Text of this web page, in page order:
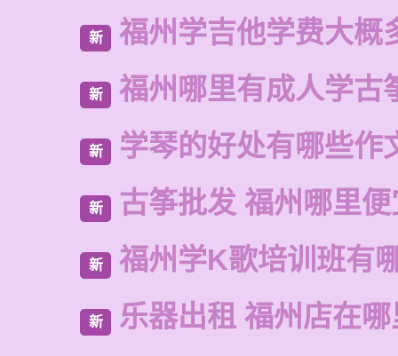
新 福州学吉他学费大概
新 福州哪里有成人学古
新 学琴的好处有哪些作
新 古筝批发 福州哪里
新 福州学K歌培训班有
新 乐器出租 福州店在